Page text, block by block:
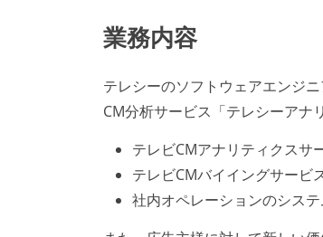
業務内容
テレシーのソフトウェアエンジ
CM分析サービス「テレシーアナ
テレビCMアナリティクスサ
テレビCMバイイングサービ
社内オペレーションのシス